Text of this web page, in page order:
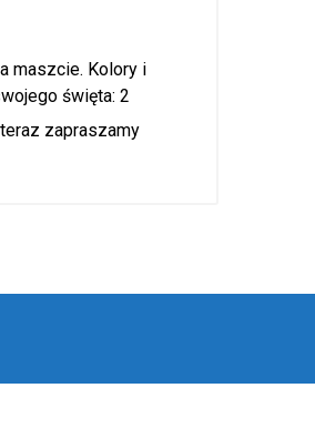
maszcie. Kolory i
święta: 2
zapraszamy